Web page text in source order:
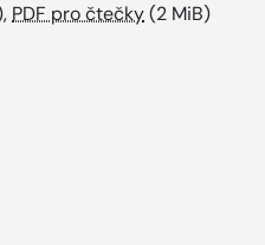
PDF pro čtečky(2 MiB)